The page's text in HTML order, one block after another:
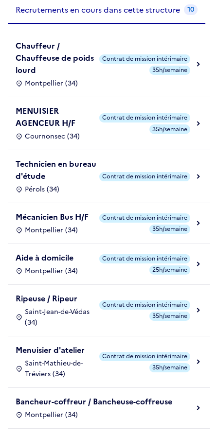
Recrutements en cours dans cette structure 10
Chauffeur /
Chauffeuse de poids
lourd
Montpellier (34)
Contrat de mission intérimaire
35h/semaine
MENUISIER
AGENCEUR H/F
Cournonsec (34)
Contrat de mission intérimaire
35h/semaine
Technicien en bureau
d'étude
Pérols (34)
Contrat de mission intérimaire
Mécanicien Bus H/F
Montpellier (34)
Contrat de mission intérimaire
35h/semaine
Aide à domicile
Montpellier (34)
Contrat de mission intérimaire
25h/semaine
Ripeuse / Ripeur
Saint-Jean-de-Védas
(34)
Contrat de mission intérimaire
35h/semaine
Menuisier d'atelier
Saint-Mathieu-de-
Tréviers (34)
Contrat de mission intérimaire
35h/semaine
Bancheur-coffreur / Bancheuse-coffreuse
Montpellier (34)